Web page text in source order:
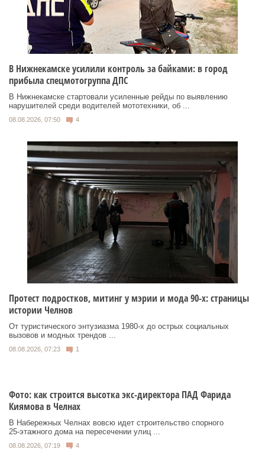
В Нижнекамске усилили контроль за байками: в город
прибыла спецмотогруппа ДПС
В Нижнекамске стартовали усиленные рейды по выявлению
нарушителей среди водителей мототехники, об ...
08.08.2026, 07:50 4
Протест подростков, митинг у мэрии и мода 90-х: страницы
истории Челнов
От туристического энтузиазма 1980‑х до острых социальных
вызовов и модных трендов ...
08.08.2026, 07:23 1
Фото: как строится высотка экс-директора ПАД Фарида
Киямова в Челнах
В Набережных Челнах вовсю идет строительство спорного
25‑этажного дома на пересечении улиц ...
08.08.2026, 07:19 4